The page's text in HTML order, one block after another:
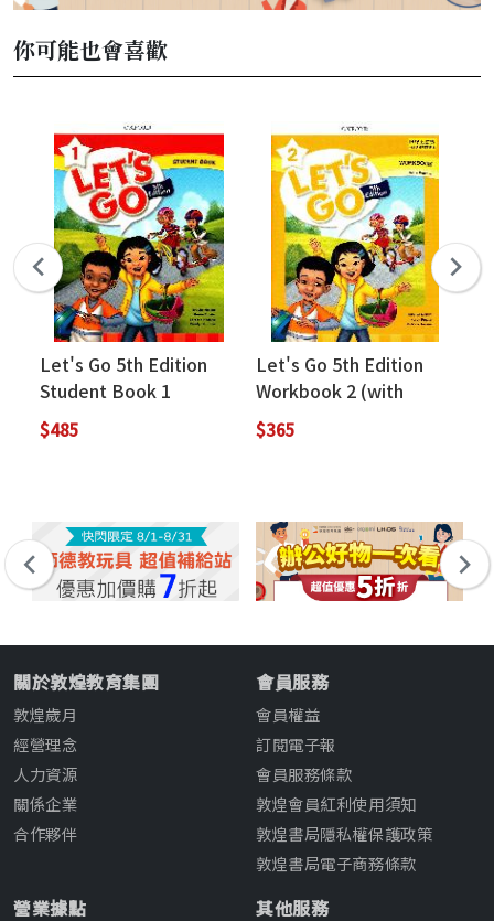
你可能也會喜歡
Let's Go 5th Edition
Student Book 1
$485
Let's Go 5th Edition
Workbook 2 (with
Online Practice)
$365
關於敦煌教育集團
敦煌歲月
經營理念
人力資源
關係企業
合作夥伴
會員服務
會員權益
訂閱電子報
會員服務條款
敦煌會員紅利使用須知
敦煌書局隱私權保護政策
敦煌書局電子商務條款
營業據點 其他服務